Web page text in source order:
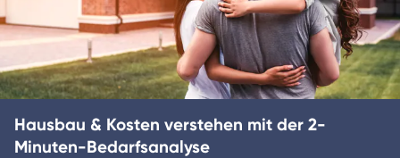
Mediterrane Häuser
Moderne Häuser
Schwedenhäuser
Skandinavische Häuser
Hausbau & Kosten verstehen mit der 2-
Minuten-Bedarfsanalyse